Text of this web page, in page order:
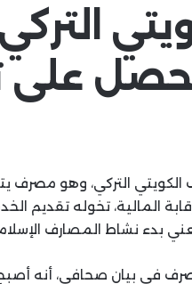
على
الكويتي التركي، وهو مصرف
المالية، تخوله تقديم
بدء نشاط المصارف
في بيان صحافي، أنه أصبح